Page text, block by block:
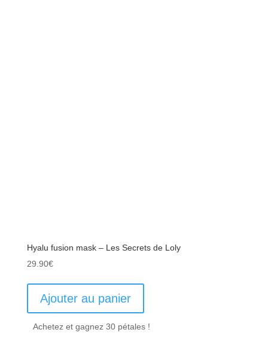
Hyalu fusion mask – Les Secrets de Loly
29.90€
Ajouter au panier
Achetez et gagnez 30 pétales !